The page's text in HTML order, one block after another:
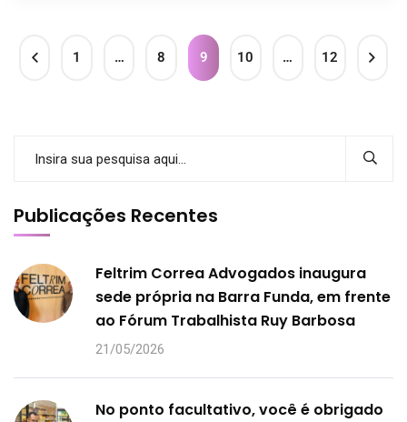
1 … 8 9 10 … 12
Publicações Recentes
Feltrim Correa Advogados inaugura
sede própria na Barra Funda, em frente
ao Fórum Trabalhista Ruy Barbosa
21/05/2026
No ponto facultativo, você é obrigado